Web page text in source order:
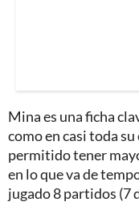
Mina es una ficha
como en casi toda
permitido tener
en lo que va de
jugado 8 partidos (7